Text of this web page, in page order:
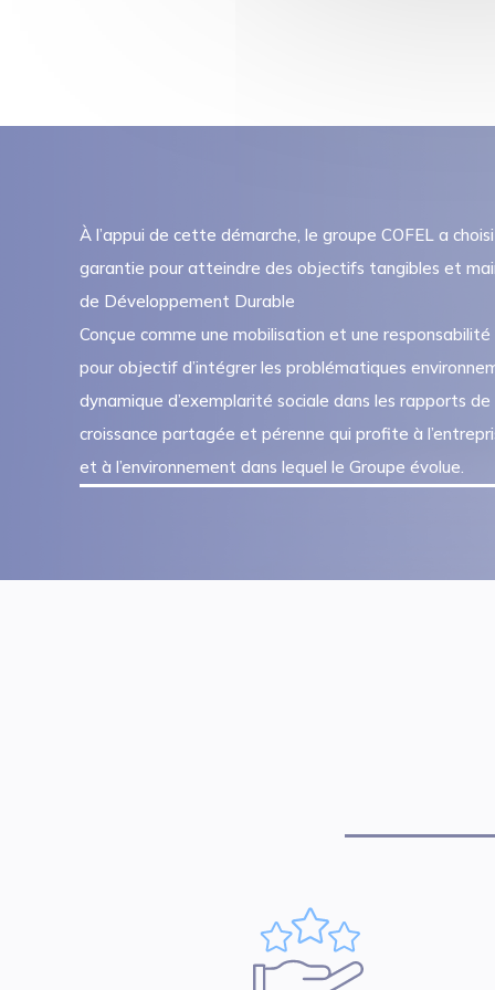
À l’appui de cette démarche, le groupe COFEL a
garantie pour atteindre des objectifs tangibles et
de Développement Durable
Conçue comme une mobilisation et une
pour objectif d’intégrer les problématiques
dynamique d’exemplarité sociale dans les rapports
croissance partagée et pérenne qui profite à
et à l’environnement dans lequel le Groupe évolue.